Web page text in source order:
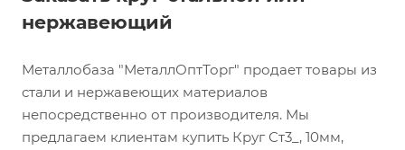
нержавеющий
Металлобаза "МеталлОптТорг" продает товары из
стали и нержавеющих материалов
непосредственно от производителя. Мы
предлагаем клиентам купить Круг Ст3_, 10мм,